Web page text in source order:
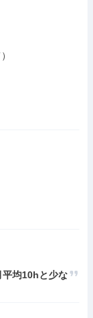
平均10hと少な